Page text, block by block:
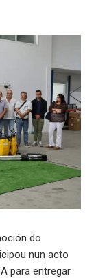
do
nun acto
para entregar